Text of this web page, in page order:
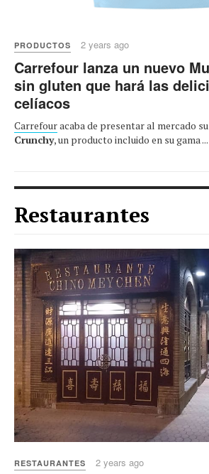
PRODUCTOS 2 years ago
Carrefour lanza un nuevo
sin gluten que hará las
celíacos
Carrefouracaba de presentar al mercado
Crunchy, un producto incluido en su gama ...
Restaurantes
RESTAURANTES 2 years ago